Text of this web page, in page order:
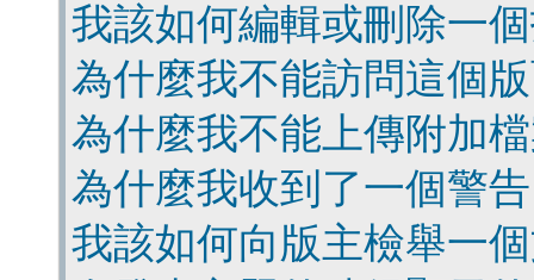
我該如何編輯或刪除一
為什麼我不能訪問這個
為什麼我不能上傳附加
為什麼我收到了一個警
我該如何向版主檢舉一